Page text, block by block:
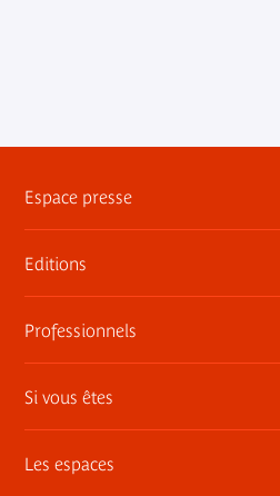
Espace presse
Dossiers, communiqués,
Contact presse
Editions
Les publications du musée
Professionnels
Privatisez les espaces
Si vous êtes
Adhérent
Les espaces